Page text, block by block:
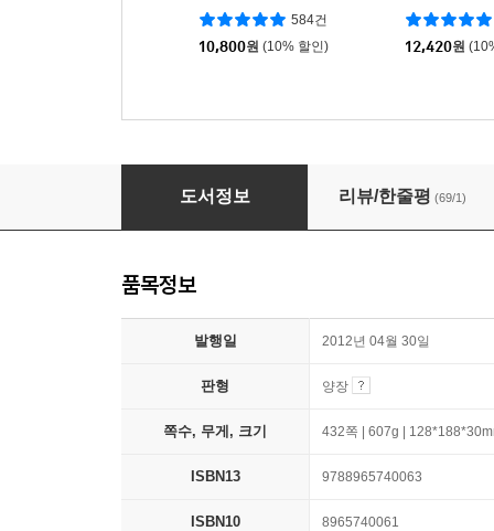
584건
10,800원 (10% 할인) 12,420원
외면하는 벽
도서정보 리뷰/한줄평 (69/1)
품목정보
발행일 2012년 04월 30일
판형 양장
쪽수, 무게, 크기 432쪽 | 607g |
ISBN13 9788965740063
ISBN10 8965740061